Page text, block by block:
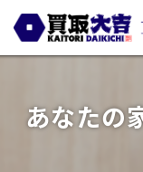
あなたの